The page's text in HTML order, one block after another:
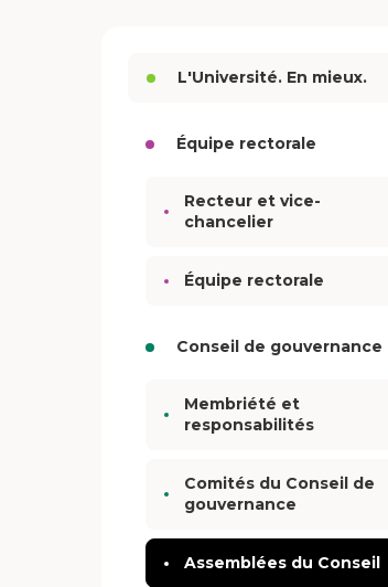
L'Université. En mieux.
Équipe rectorale
Recteur et vice-
chancelier
Équipe rectorale
Conseil de gouvernance
Membriété et
responsabilités
Comités du Conseil de
gouvernance
Assemblées du Conseil